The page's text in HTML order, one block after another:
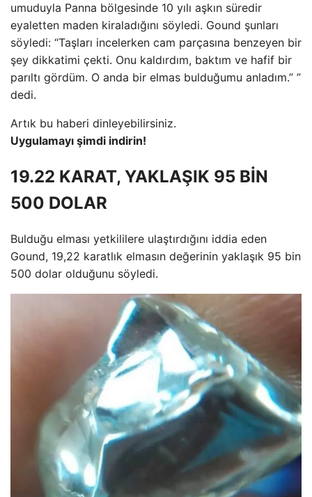
umuduyla Panna bölgesinde 10 yılı aşkın süredir
eyaletten maden kiraladığını söyledi. Gound şunları
söyledi: “Taşları incelerken cam parçasına benzeyen bir
şey dikkatimi çekti. Onu kaldırdım, baktım ve hafif bir
parıltı gördüm. O anda bir elmas bulduğumu anladım.” ”
dedi.
Artık bu haberi dinleyebilirsiniz.
Uygulamayı şimdi indirin!
19.22 KARAT, YAKLAŞIK 95 BİN
500 DOLAR
Bulduğu elması yetkililere ulaştırdığını iddia eden
Gound, 19,22 karatlık elmasın değerinin yaklaşık 95 bin
500 dolar olduğunu söyledi.